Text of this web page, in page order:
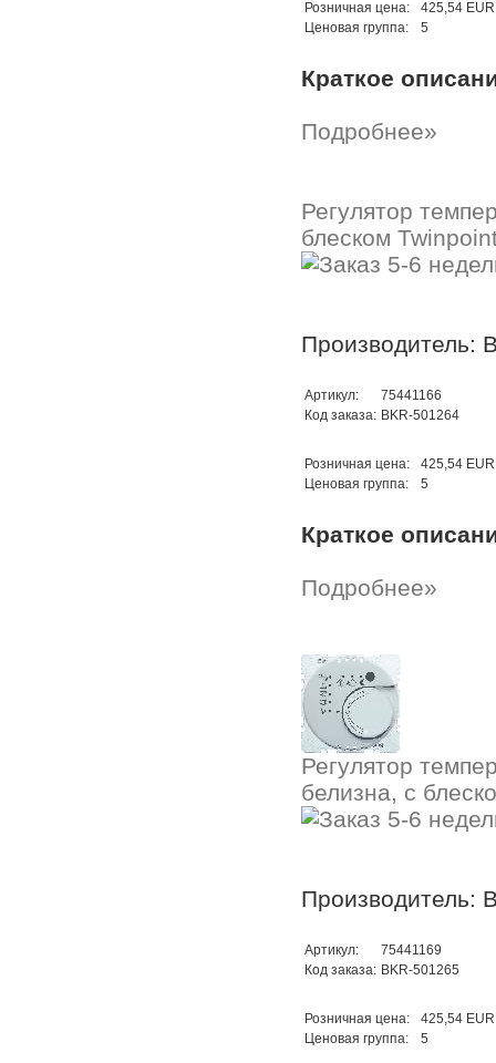
Розничная цена:
425,54 EUR
Ценовая группа:
5
Краткое
Подробнее»
Регулятор
блеском
Производитель:
Артикул:
75441166
Код заказа: BKR-501264
Розничная цена:
425,54 EUR
Ценовая группа:
5
Краткое
Подробнее»
Регулятор
белизна, с
Производитель:
Артикул:
75441169
Код заказа: BKR-501265
Розничная цена:
425,54 EUR
Ценовая группа:
5